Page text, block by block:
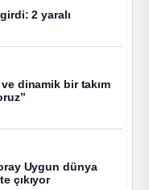
2 yaralı
dinamik bir takım
Uygun dünya
çıkıyor